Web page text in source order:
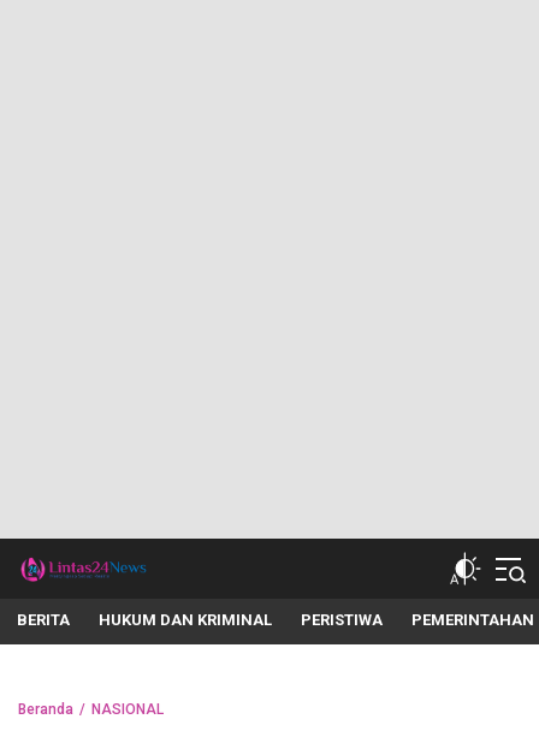
lintas24news.com
Menyingkap Setiap Realita
BERITA HUKUM DAN KRIMINAL PERISTIWA PEMERINTAHAN
Beranda NASIONAL